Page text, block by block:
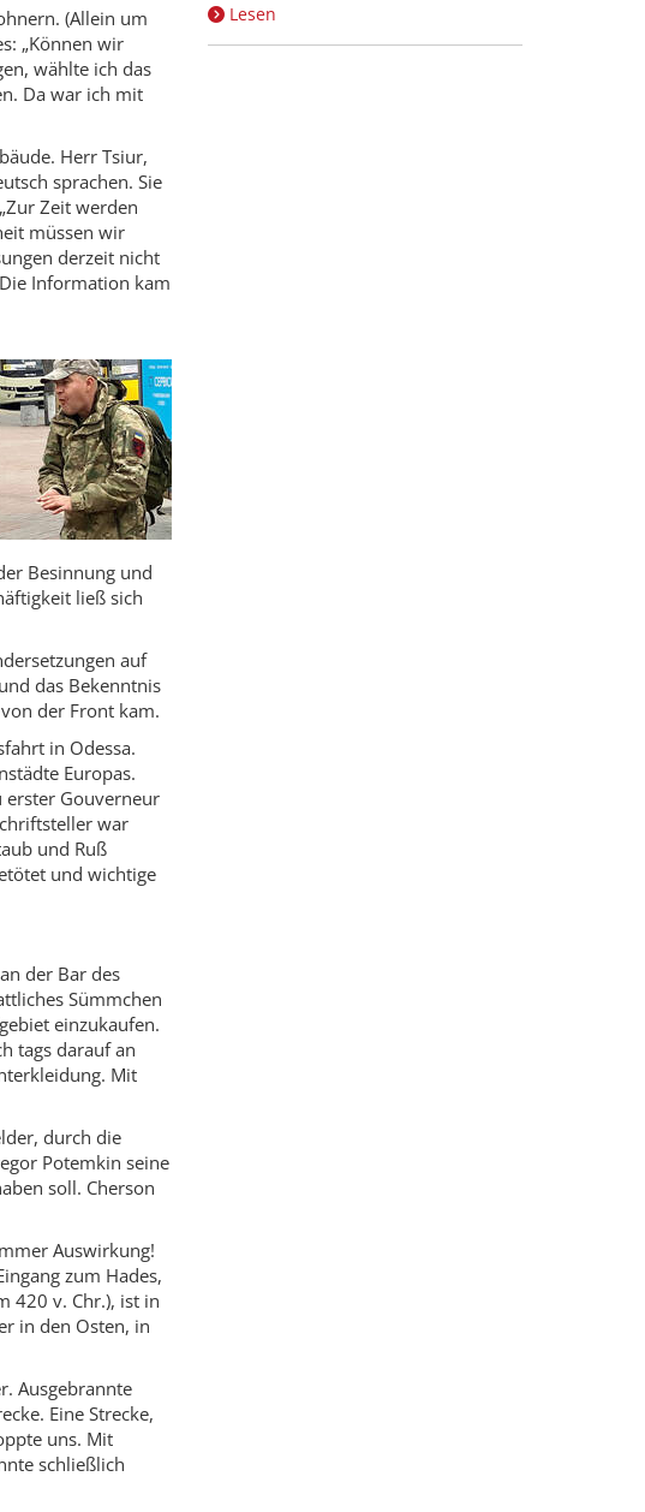
(Allein um
„Können wir
wählte ich das
Da war ich mit
Herr Tsiur,
sprachen. Sie
Zeit werden
müssen wir
derzeit nicht
Information kam
Besinnung und
ließ sich
auf
das Bekenntnis
der Front kam.
in Odessa.
Europas.
erster Gouverneur
war
und Ruß
und wichtige
der Bar des
Sümmchen
einzukaufen.
tags darauf an
Mit
durch die
Potemkin seine
soll. Cherson
Auswirkung!
zum Hades,
420 v. Chr.), ist in
in den Osten, in
Ausgebrannte
Eine Strecke,
uns. Mit
schließlich
Lesen